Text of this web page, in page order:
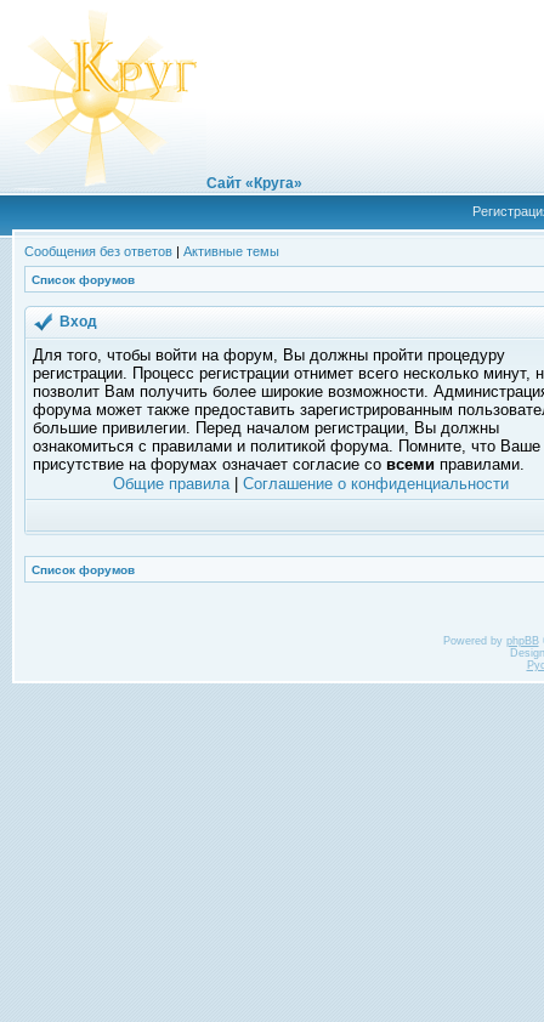
Сайт «Круга»
Сообщения без ответов | Активные темы
Список форумов
Вход
Для того, чтобы войти на форум, Вы должны пройти процедуру
регистрации. Процесс регистрации отнимет всего несколько минут,
позволит Вам получить более широкие возможности.
форума может также предоставить зарегистрированным
большие привилегии. Перед началом регистрации, Вы должны
ознакомиться с правилами и политикой форума. Помните, что Ваше
присутствие на форумах означает согласие со всеми правилами.
Общие правила| Соглашение о конфиденциальности
Список форумов
Powered by phpBB